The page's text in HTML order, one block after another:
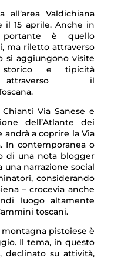
Valdichiana
il 15 aprile. Anche in
è quello
ma riletto attraverso
si aggiungono visite
e tipicità
attraverso il
Via Sanese e
dell’Atlante dei
a coprire la Via
In contemporanea o
di una nota blogger
una narrazione social
considerando
– crocevia anche
luogo altamente
toscani.
pistoiese è
Il tema, in questo
declinato su attività,